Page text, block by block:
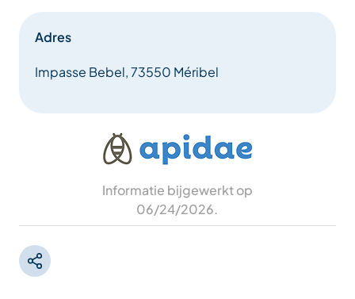
Adres
Impasse Bebel, 73550 Méribel
Informatie bijgewerkt op
06/24/2026.